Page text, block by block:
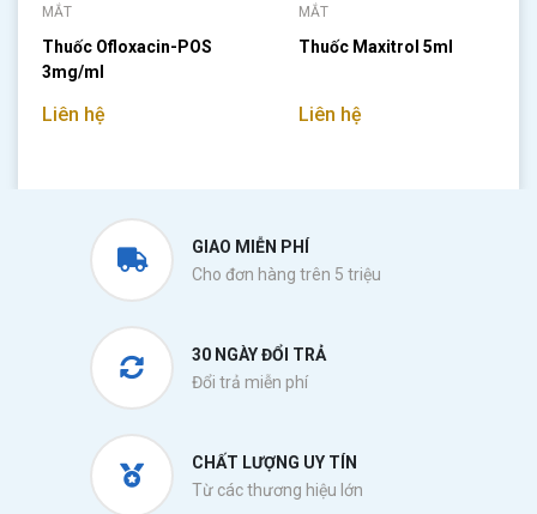
MẮT
Thuốc Ofloxacin-POS
3mg/ml
Liên hệ
MẮT
Thuốc Maxitrol 5ml
Liên hệ
GIAO MIỄN PHÍ
Cho đơn hàng trên 5 triệu
30 NGÀY ĐỔI TRẢ
Đổi trả miễn phí
CHẤT LƯỢNG UY TÍN
Từ các thương hiệu lớn